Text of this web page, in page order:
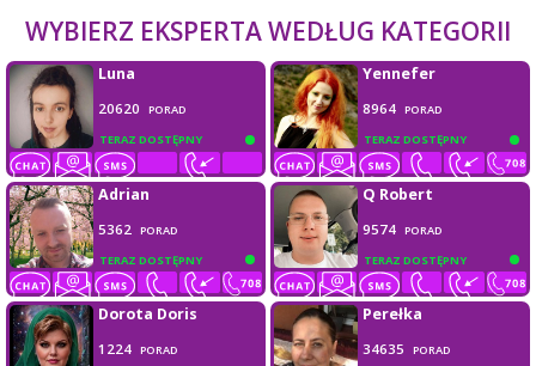
WYBIERZ EKSPERTA WEDŁUG KATEGORII
TERAZ DOSTĘPNY
Luna
20620
PORAD
TERAZ DOSTĘPNY
Yennefer
8964 PORAD
TERAZ DOSTĘPNY
Adrian
5362
PORAD
TERAZ DOSTĘPNY
Q Robert
9574 PORAD
Dorota Doris
1224 PORAD
Perełka
34635 PORAD